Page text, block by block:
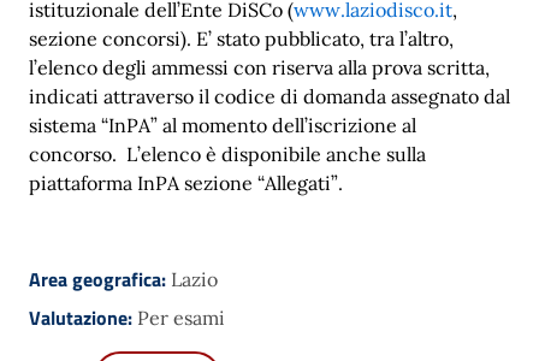
istituzionale dell’Ente DiSCo (www.laziodisco.it,
sezione concorsi). E’ stato pubblicato, tra l’altro,
l’elenco degli ammessi con riserva alla prova scritta,
indicati attraverso il codice di domanda assegnato dal
sistema “InPA” al momento dell’iscrizione al
concorso. L’elenco è disponibile anche sulla
piattaforma InPA sezione “Allegati”.
Area geografica: Lazio
Valutazione: Per esami